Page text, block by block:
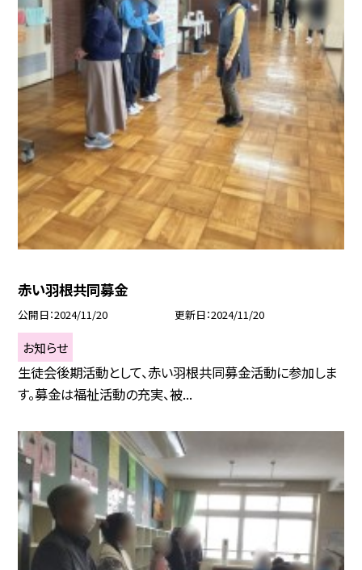
赤い羽根共同募金
公開日 2024/11/20 更新日 2024/11/20
お知らせ
生徒会後期活動として、赤い羽根共同募金活動に参加しま
す。募金は福祉活動の充実、被...